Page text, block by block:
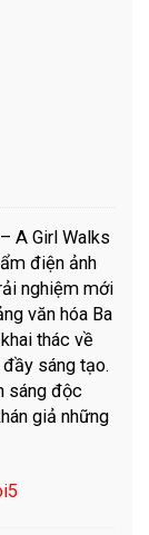
– A Girl Walks
điện ảnh
nghiệm mới
văn hóa Ba
thác về
sáng tạo.
sáng độc
giả những